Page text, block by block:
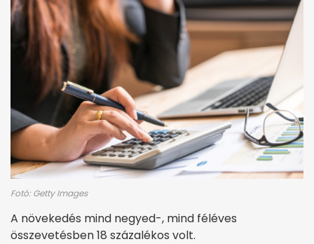
Fotó: Getty Images
A növekedés mind negyed-, mind féléves
összevetésben 18 százalékos volt.